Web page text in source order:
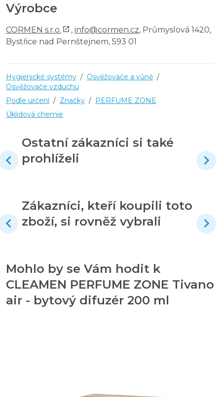
Výrobce
CORMEN s.r.o. , info@cormen.cz, Průmyslová 1420,
Bystřice nad Pernštejnem, 593 01
Hygienické systémy / Osvěžovače a vůně /
Osvěžovače vzduchu
Podle určení / Značky / PERFUME ZONE
Úklidová chemie
Ostatní zákazníci si také
prohlíželi
Zákazníci, kteří koupili toto
zboží, si rovněž vybrali
Mohlo by se Vám hodit k
CLEAMEN PERFUME ZONE Tivano
air - bytový difuzér 200 ml